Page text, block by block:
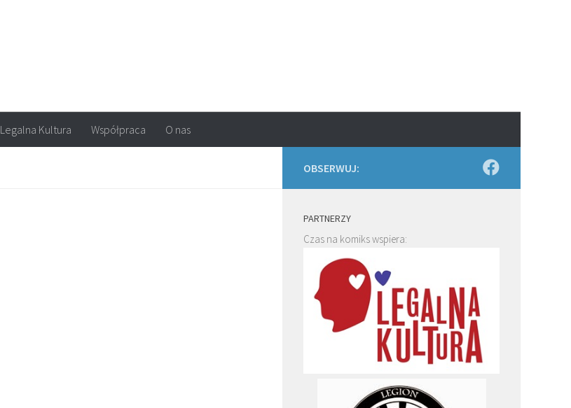
Legalna Kultura Współpraca O nas
OBSERWUJ:
PARTNERZY
Czas na komiks wspiera: